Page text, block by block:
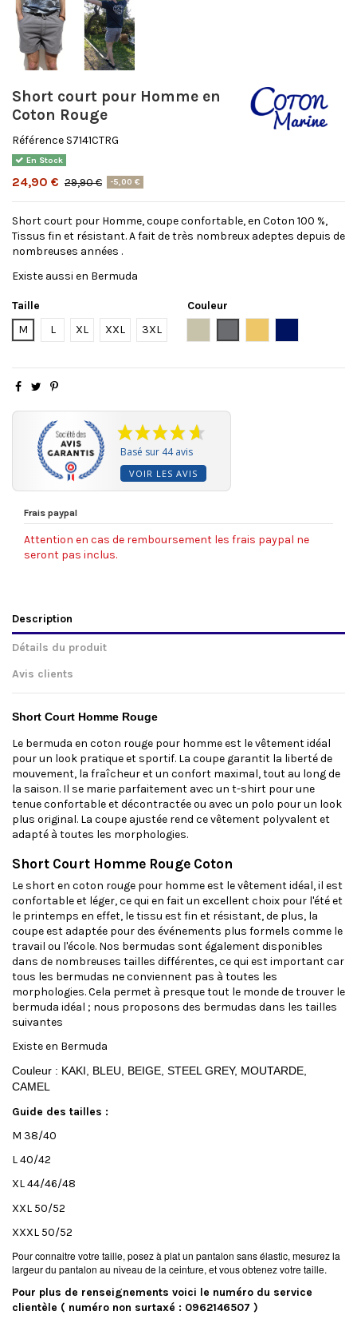
Short court pour Homme en
Coton Rouge
Référence S7141CTRG
En Stock
24,90 € 29,90 € -5,00 €
Short court pour Homme, coupe confortable, en Coton 100 %,
Tissus fin et résistant. A fait de très nombreux adeptes depuis de
nombreuses années .
Existe aussi en Bermuda
Taille
M
L XL XXL 3XL
Couleur
Basé sur 44 avis
VOIR LES AVIS
Frais paypal
Attention en cas de remboursement les frais paypal ne
seront pas inclus.
Description
Détails du produit
Avis clients
Short Court Homme Rouge
Le bermuda en coton rouge pour homme est le vêtement idéal
pour un look pratique et sportif. La coupe garantit la liberté de
mouvement, la fraîcheur et un confort maximal, tout au long de
la saison. Il se marie parfaitement avec un t-shirt pour une
tenue confortable et décontractée ou avec un polo pour un look
plus original. La coupe ajustée rend ce vêtement polyvalent et
adapté à toutes les morphologies.
Short Court Homme Rouge Coton
Le short en coton rouge pour homme est le vêtement idéal, il est
confortable et léger, ce qui en fait un excellent choix pour l'été et
le printemps en effet, le tissu est fin et résistant, de plus, la
coupe est adaptée pour des événements plus formels comme le
travail ou l'école. Nos bermudas sont également disponibles
dans de nombreuses tailles différentes, ce qui est important car
tous les bermudas ne conviennent pas à toutes les
morphologies. Cela permet à presque tout le monde de trouver le
bermuda idéal ; nous proposons des bermudas dans les tailles
suivantes
Existe en Bermuda
Couleur : KAKI, BLEU, BEIGE, STEEL GREY, MOUTARDE,
CAMEL
Guide des tailles :
M 38/40
L 40/42
XL 44/46/48
XXL 50/52
XXXL 50/52
Pour connaitre votre taille, posez à plat un pantalon sans élastic, mesurez la
largeur du pantalon au niveau de la ceinture, et vous obtenez votre taille.
Pour plus de renseignements voici le numéro du service
clientèle ( numéro non surtaxé : 0962146507 )